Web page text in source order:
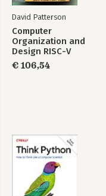
David Patterson
Computer
Organization and
Design RISC-V
Edition
€ 106,54